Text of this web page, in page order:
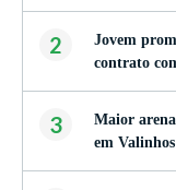
2
Jovem
contrato
3
Maior
em